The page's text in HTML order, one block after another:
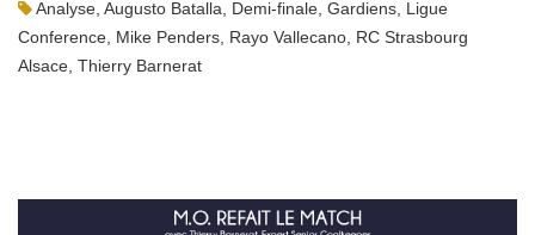
Analyse Augusto Batalla Demi-finale Gardiens Ligue
Conference Mike Penders Rayo Vallecano RC Strasbourg
Alsace Thierry Barnerat